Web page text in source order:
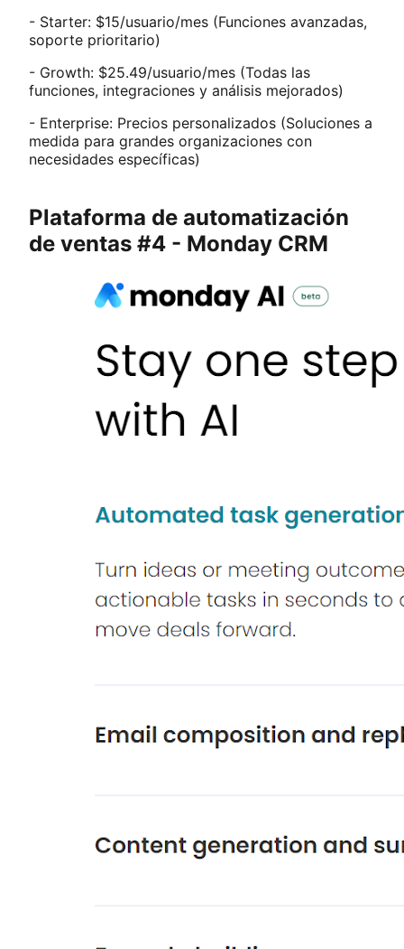
- Starter: $15/usuario/mes (Funciones avanzadas,
soporte prioritario)
- Growth: $25.49/usuario/mes (Todas las
funciones, integraciones y análisis mejorados)
- Enterprise: Precios personalizados (Soluciones a
medida para grandes organizaciones con
necesidades específicas)
Plataforma de automatización
de ventas #4 - Monday CRM